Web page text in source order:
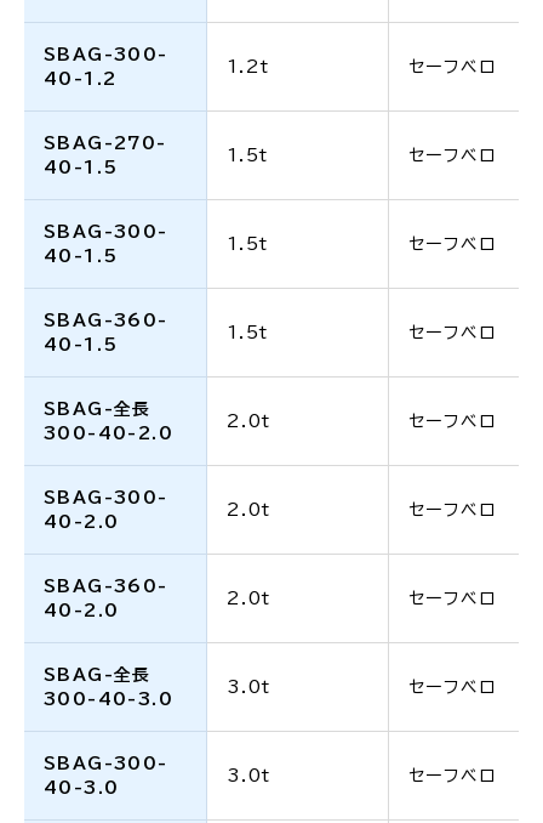
SBAG-300-
40-1.2
1.2t セーフベロ
SBAG-270-
40-1.5
1.5t セーフベロ
SBAG-300-
40-1.5
1.5t セーフベロ
SBAG-360-
40-1.5
1.5t セーフベロ
SBAG-全長
300-40-2.0
2.0t セーフベロ
SBAG-300-
40-2.0
2.0t セーフベロ
SBAG-360-
40-2.0
2.0t セーフベロ
SBAG-全長
300-40-3.0
3.0t セーフベロ
SBAG-300-
40-3.0
3.0t セーフベロ